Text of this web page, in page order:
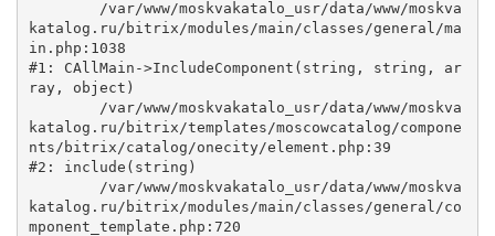
katalog.ru/bitrix/modules/main/classes/general/ma
in.php:1038
#1: CAllMain->IncludeComponent(string, string, ar
ray, object)
katalog.ru/bitrix/templates/moscowcatalog/compone
nts/bitrix/catalog/onecity/element.php:39
#2: include(string)
katalog.ru/bitrix/modules/main/classes/general/co
mponent_template.php:720